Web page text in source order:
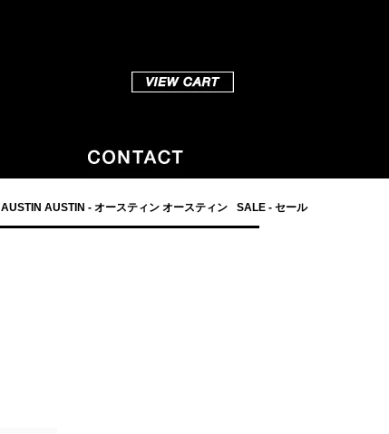
AUSTIN AUSTIN - オースティン オースティン SALE - セール